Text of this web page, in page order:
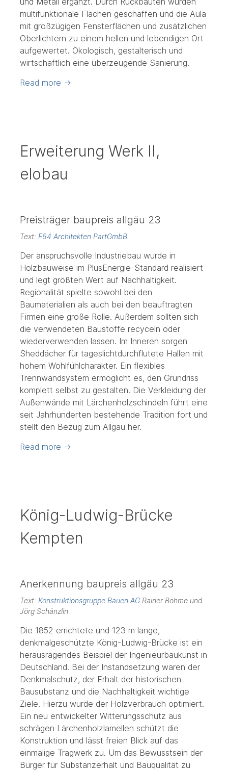
multifunktionale Flächen geschaffen und die Aula
mit großzügigen Fensterflächen und zusätzlichen
Oberlichtern zu einem hellen und lebendigen Ort
aufgewertet. Ökologisch, gestalterisch und
wirtschaftlich eine überzeugende Sanierung.
Read more →
Erweiterung Werk II,
elobau
Preisträger baupreis allgäu 23
Text: F64 Architekten PartGmbB
Der anspruchsvolle Industriebau wurde in
Holzbauweise im PlusEnergie-Standard realisiert
und legt größten Wert auf Nachhaltigkeit.
Regionalität spielte sowohl bei den
Baumaterialien als auch bei den beauftragten
Firmen eine große Rolle. Außerdem sollten sich
die verwendeten Baustoffe recyceln oder
wiederverwenden lassen. Im Inneren sorgen
Sheddächer für tageslichtdurchflutete Hallen mit
hohem Wohlfühlcharakter. Ein flexibles
Trennwandsystem ermöglicht es, den Grundriss
komplett selbst zu gestalten. Die Verkleidung der
Außenwände mit Lärchenholzschindeln führt eine
seit Jahrhunderten bestehende Tradition fort und
stellt den Bezug zum Allgäu her.
Read more →
König-Ludwig-Brücke
Kempten
Anerkennung baupreis allgäu 23
Text: Konstruktionsgruppe Bauen AG Rainer Böhme und
Jörg Schänzlin
Die 1852 errichtete und 123 m lange,
denkmalgeschützte König-Ludwig-Brücke ist ein
herausragendes Beispiel der Ingenieurbaukunst in
Deutschland. Bei der Instandsetzung waren der
Denkmalschutz, der Erhalt der historischen
Bausubstanz und die Nachhaltigkeit wichtige
Ziele. Hierzu wurde der Holzverbrauch optimiert.
Ein neu entwickelter Witterungsschutz aus
schrägen Lärchenholzlamellen schützt die
Konstruktion und lässt freien Blick auf das
einmalige Tragwerk zu. Um das Bewusstsein der
Bürger für Substanzerhalt und Bauqualität zu